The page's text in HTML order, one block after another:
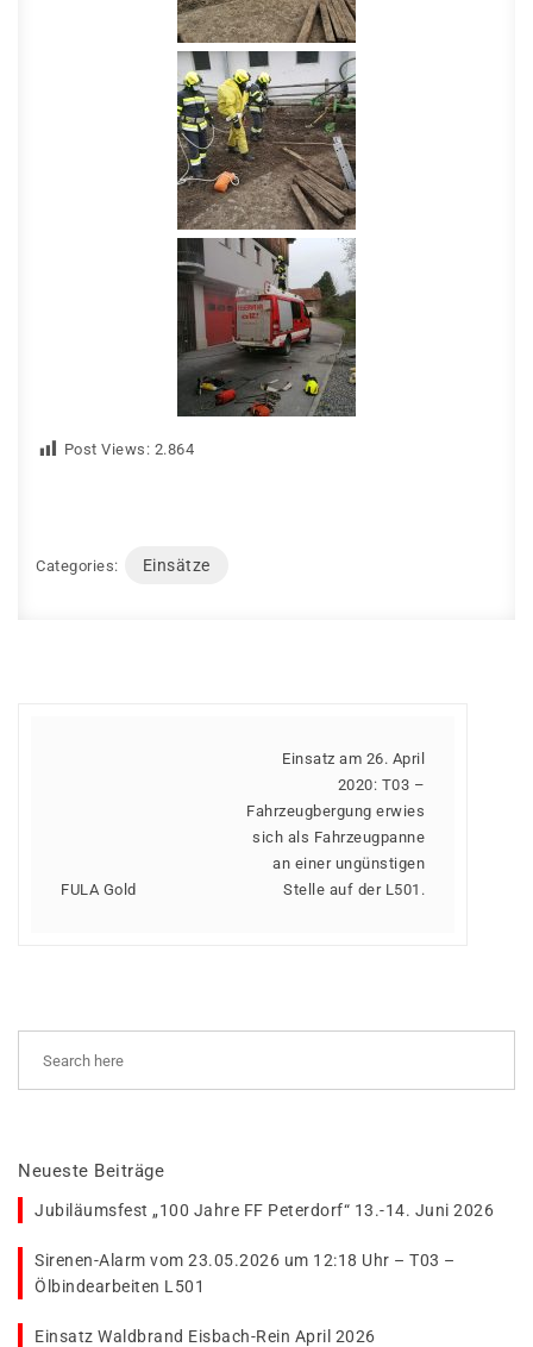
Post Views: 2.864
Categories: Einsätze
FULA Gold
Einsatz am 26. April
2020: T03 –
Fahrzeugbergung erwies
sich als Fahrzeugpanne
an einer ungünstigen
Stelle auf der L501.
Neueste Beiträge
Jubiläumsfest „100 Jahre FF Peterdorf“ 13.-14. Juni 2026
Sirenen-Alarm vom 23.05.2026 um 12:18 Uhr – T03 –
Ölbindearbeiten L501
Einsatz Waldbrand Eisbach-Rein April 2026